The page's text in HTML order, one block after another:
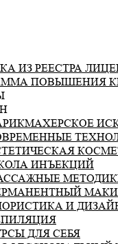
ИЗ РЕЕСТРА
ПОВЫШЕНИЯ
ИНЪЕКЦИЙ
И
ДЛЯ СЕБЯ